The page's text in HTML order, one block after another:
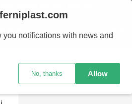
Ordenar por
you notifications with news and
No, thanks Allow